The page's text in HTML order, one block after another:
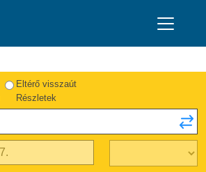
Eltérő visszaút
Részletek